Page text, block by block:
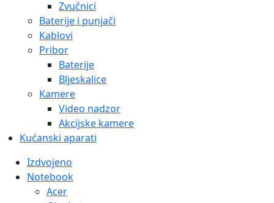
Zvučnici
Baterije i punjači
Kablovi
Pribor
Baterije
Bljeskalice
Kamere
Video nadzor
Akcijske kamere
Kućanski aparati
Izdvojeno
Notebook
Acer